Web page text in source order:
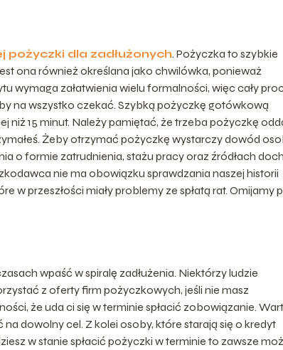
pożyczki dla zadłużonych. Pożyczka to szybkie
ona również określana jako chwilówka, ponieważ
wymaga załatwienia wielu formalności, więc cały
na wszystko czekać. Szybką pożyczkę gotówkową
niż 15 minut. Należy pamiętać, że trzeba pożyczkę
Żeby otrzymać pożyczkę wystarczy dowód
o formie zatrudnienia, stażu pracy oraz źródłach
nie ma obowiązku sprawdzania naszej historii
przeszłości miały problemy ze spłatą rat. Omijamy
wpaść w spiralę zadłużenia. Niektórzy ludzie
z oferty firm pożyczkowych, jeśli nie masz
że uda ci się w terminie spłacić zobowiązanie.
dowolny cel. Z kolei osoby, które starają się o kredyt
w stanie spłacić pożyczki w terminie to zawsze